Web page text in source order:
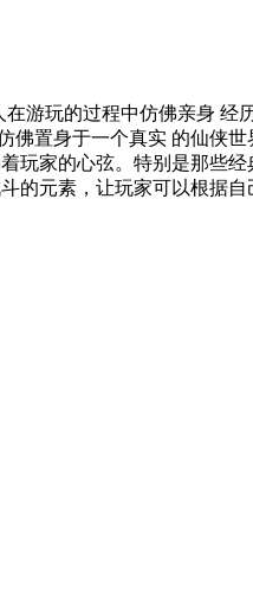
游玩的过程中仿佛亲身 经
置身于一个真实 的仙侠
家的心弦。特别是那些经
元素，让玩家可以根据自